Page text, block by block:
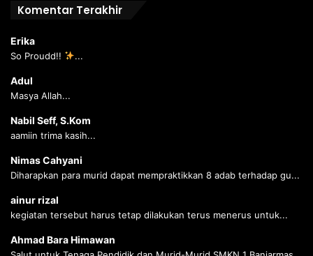
Komentar Terakhir
Erika
So Proudd!! ...
Adul
Masya Allah...
Nabil Seff, S.Kom
aamiin trima kasih...
Nimas Cahyani
Diharapkan para murid dapat mempraktikkan 8 adab terhadap gu...
ainur rizal
kegiatan tersebut harus tetap dilakukan terus menerus untuk...
Ahmad Bara Himawan